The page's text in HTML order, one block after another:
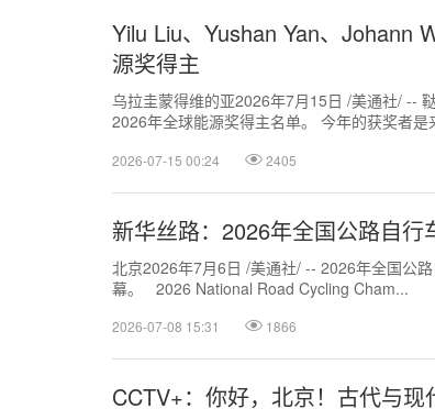
Yilu Liu、Yushan Yan、Johann
源奖得主
乌拉圭蒙得维的亚2026年7月15日 /美通社/ --
2026年全球能源奖得主名单。 今年的获奖者
2026-07-15 00:24 2405
新华丝路：2026年全国公路自
北京2026年7月6日 /美通社/ -- 2026年全国公
幕。 2026 National Road Cycling Cham...
2026-07-08 15:31 1866
CCTV+：你好，北京！古代与现